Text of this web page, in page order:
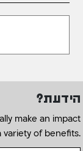
הידעת?
make an impact
variety of benefits.